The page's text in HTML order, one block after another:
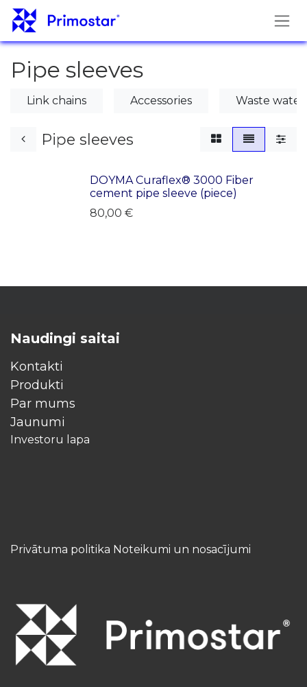
Pāriet pie satura
Pipe sleeves
Link chains Accessories Waste water
Pipe sleeves
LAST PRODUCTS!DOYMA Curaflex® 3000 Fiber
cement pipe sleeve (piece)
80,00 €
Naudingi saitai
Kontakti
Produkti
Par mums
Jaunumi
Investoru lapa
Privātuma politika Noteikumi un nosacījumi